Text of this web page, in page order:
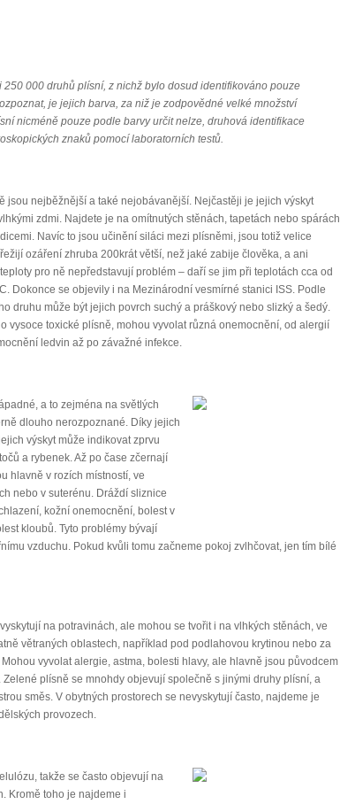
000 druhů plísní, z nichž bylo dosud identifikováno pouze
je jejich barva, za niž je zodpovědné velké množství
nicméně pouze podle barvy určit nelze, druhová identifikace
znaků pomocí laboratorních testů.
jsou nejběžnější a také nejobávanější. Nejčastěji je jejich výskyt
zdmi. Najdete je na omítnutých stěnách, tapetách nebo spárách
Navíc to jsou učinění siláci mezi plísněmi, jsou totiž velice
ozáření zhruba 200krát větší, než jaké zabije člověka, a ani
pro ně nepředstavují problém – daří se jim při teplotách cca od
Dokonce se objevily i na Mezinárodní vesmírné stanici ISS. Podle
druhu může být jejich povrch suchý a práškový nebo slizký a šedý.
vysoce toxické plísně, mohou vyvolat různá onemocnění, od alergií
ledvin až po závažné infekce.
a to zejména na světlých
dlouho nerozpoznané. Díky jejich
výskyt může indikovat zprvu
a rybenek. Až po čase zčernají
hlavně v rozích místností, ve
nebo v suterénu. Dráždí sliznice
kožní onemocnění, bolest v
kloubů. Tyto problémy bývají
vzduchu. Pokud kvůli tomu začneme pokoj zvlhčovat, jen tím bílé
na potravinách, ale mohou se tvořit i na vlhkých stěnách, ve
větraných oblastech, například pod podlahovou krytinou nebo za
vyvolat alergie, astma, bolesti hlavy, ale hlavně jsou původcem
Zelené plísně se mnohdy objevují společně s jinými druhy plísní, a
směs. V obytných prostorech se nevyskytují často, najdeme je
provozech.
takže se často objevují na
Kromě toho je najdeme i